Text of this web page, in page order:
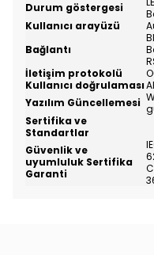
Durum göstergesi
Kullanıcı arayüzü
Bağlantı
İletişim protokolü
Kullanıcı doğrulaması
Yazılım Güncellemesi
Sertifika ve
Standartlar
Güvenlik ve
uyumluluk Sertifika
Garanti